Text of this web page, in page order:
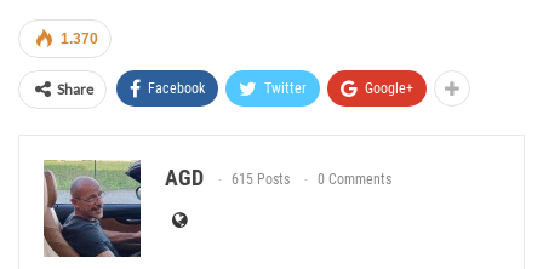
1.370
Share Facebook Twitter Google+
AGD 615 Posts 0 Comments